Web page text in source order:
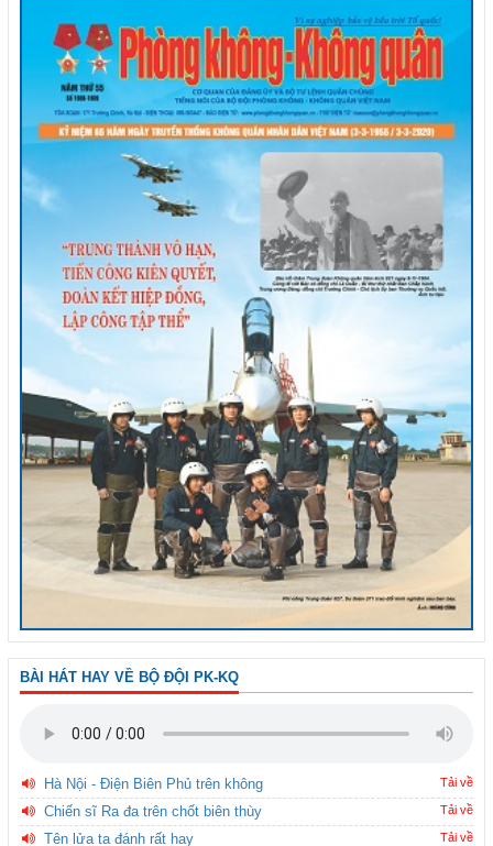
BÀI HÁT HAY VỀ BỘ ĐỘI PK-KQ
Hà Nội - Điện Biên Phủ trên không Tải về
Chiến sĩ Ra đa trên chốt biên thùy Tải về
Tên lửa ta đánh rất hay Tải về